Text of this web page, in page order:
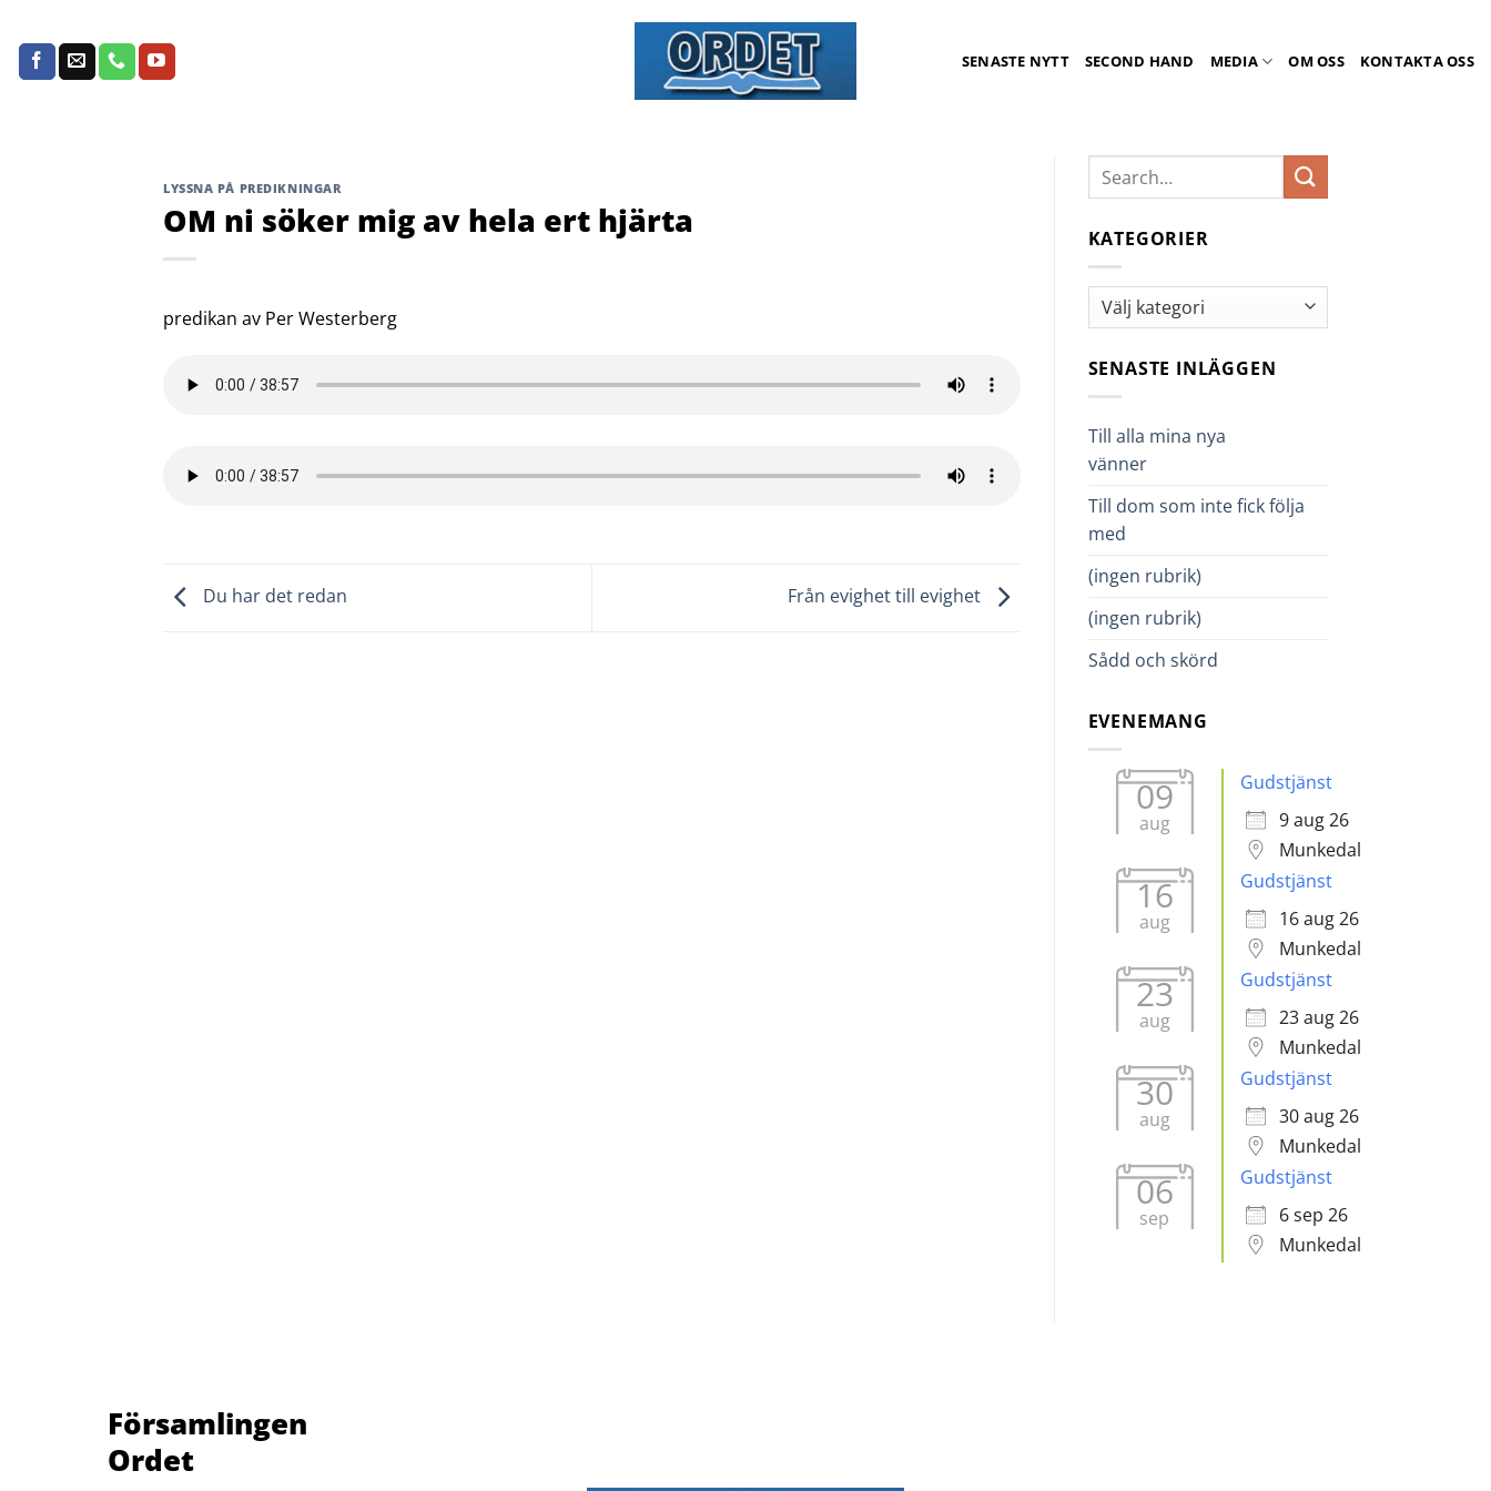
content
SENASTE NYTT SECOND HAND MEDIA OM OSS KONTAKTA OSS
LYSSNA PÅ PREDIKNINGAR
OM ni söker mig av hela ert hjärta
predikan av Per Westerberg
Du har det redan Från evighet till evighet
KATEGORIER
Kategorier
SENASTE INLÄGGEN
Till alla mina nya
vänner
Till dom som inte fick följa
med
(ingen rubrik)
(ingen rubrik)
Sådd och skörd
EVENEMANG
09
aug
Gudstjänst
9 aug 26
Munkedal
16
aug
Gudstjänst
16 aug 26
Munkedal
23
aug
Gudstjänst
23 aug 26
Munkedal
30
aug
Gudstjänst
30 aug 26
Munkedal
06
sep
Gudstjänst
6 sep 26
Munkedal
Församlingen
Ordet